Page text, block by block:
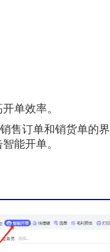
单效率。
售订单和销货单的界
能开单。